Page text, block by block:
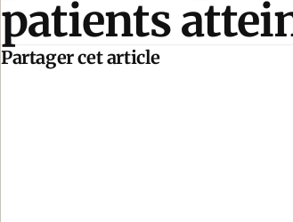
patients
Partager cet article